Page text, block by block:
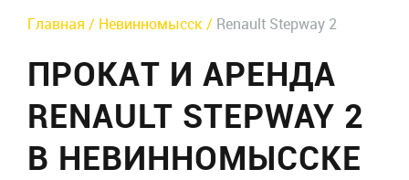
Главная / Невинномысск / Renault Stepway 2
ПРОКАТ И АРЕНДА
RENAULT STEPWAY 2
В НЕВИННОМЫССКЕ